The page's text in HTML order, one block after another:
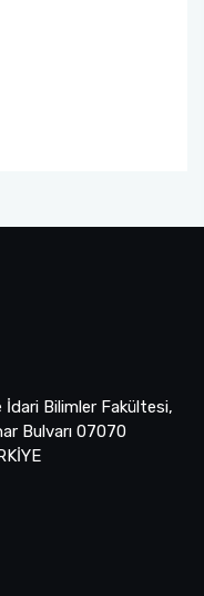
Bilimler Fakültesi,
Bulvarı 07070